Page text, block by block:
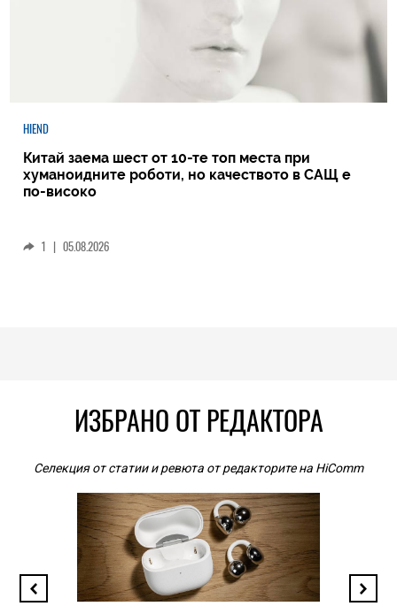
HIEND
Китай заема шест от 10-те топ места при
хуманоидните роботи, но качеството в САЩ е
по-високо
1 05.08.2026
ИЗБРАНО ОТ РЕДАКТОРА
Селекция от статии и ревюта от редакторите на HiComm